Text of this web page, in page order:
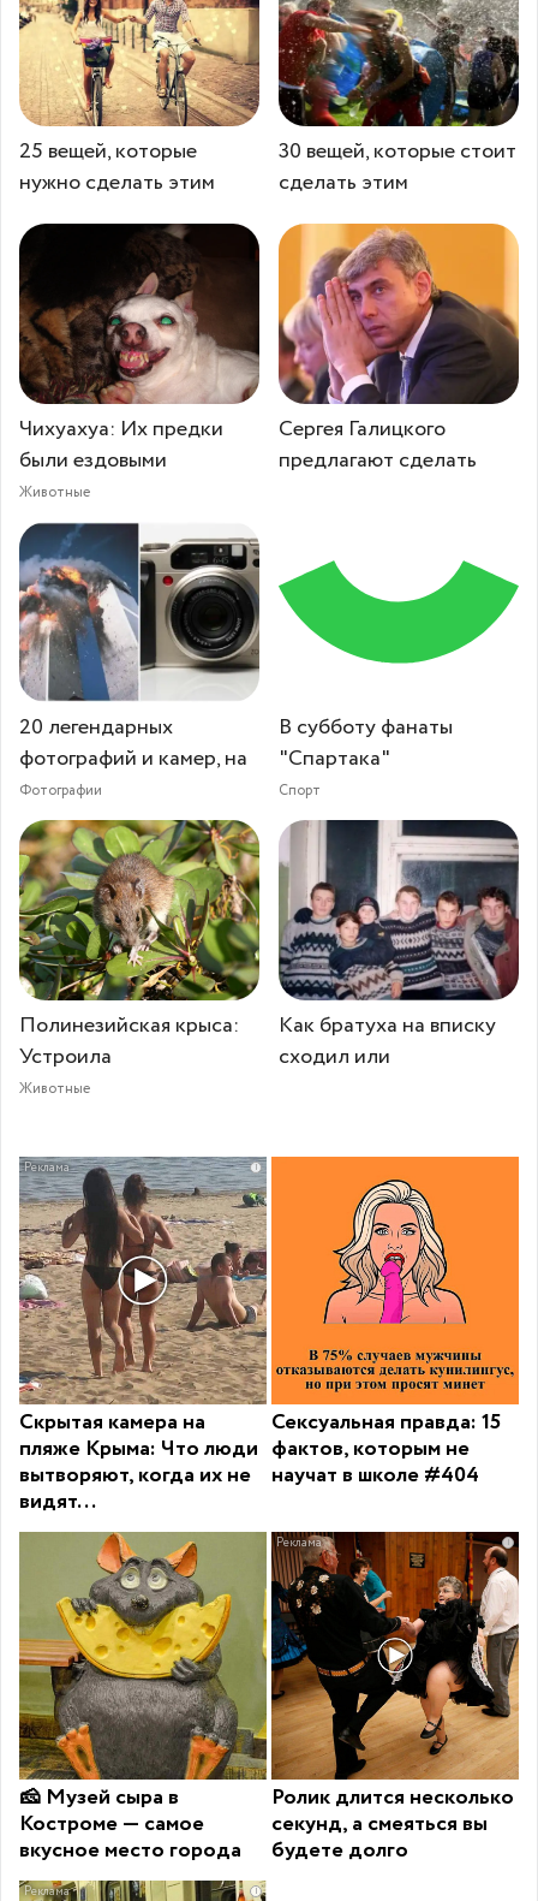
25 вещей, которые
нужно сделать этим
30 вещей, которые стоит
сделать этим
Чихуахуа: Их предки
были ездовыми
Животные
Сергея Галицкого
предлагают сделать
20 легендарных
фотографий и камер, на
Фотографии
В субботу фанаты
"Спартака"
Спорт
Полинезийская крыса:
Устроила
Животные
Как братуха на вписку
сходил или
i
Скрытая камера на
пляже Крыма: Что люди
вытворяют, когда их не
видят...
Сексуальная правда: 15
фактов, которым не
научат в школе #404
🧀 Музей сыра в
Костроме — самое
вкусное место города
i
Ролик длится несколько
секунд, а смеяться вы
будете долго
i